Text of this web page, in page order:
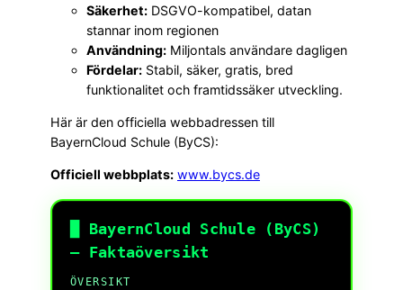
Säkerhet: DSGVO-kompatibel, datan
stannar inom regionen
Användning: Miljontals användare dagligen
Fördelar: Stabil, säker, gratis, bred
funktionalitet och framtidssäker utveckling.
Här är den officiella webbadressen till
BayernCloud Schule (ByCS):
Officiell webbplats: www.bycs.de
█ BayernCloud Schule (ByCS)
– Faktaöversikt
ÖVERSIKT